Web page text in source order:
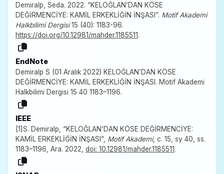
Demiralp, Seda. 2022. “KELOĞLAN’DAN KÖSE
DEĞİRMENCİYE: KAMİL ERKEKLİĞİN İNŞASI”. Motif Akademi
Halkbilimi Dergisi15 (40): 1183-96.
https://doi.org/10.12981/mahder.1185511.
EndNote
Demiralp S (01 Aralık 2022) KELOĞLAN’DAN KÖSE
DEĞİRMENCİYE: KAMİL ERKEKLİĞİN İNŞASI. Motif Akademi
Halkbilimi Dergisi 15 40 1183–1196.
IEEE
[1]S. Demiralp, “KELOĞLAN’DAN KÖSE DEĞİRMENCİYE:
KAMİL ERKEKLİĞİN İNŞASI”, Motif Akademi, c. 15, sy 40, ss.
1183–1196, Ara. 2022, doi: 10.12981/mahder.1185511.